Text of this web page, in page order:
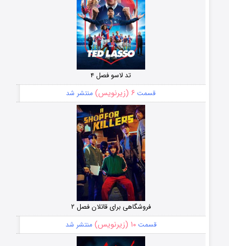
تد لاسو فصل ۴
قسمت ۶ (زیرنویس) منتشر شد
فروشگاهی برای قاتلان فصل ۲
قسمت۱۰ (زیرنویس) منتشر شد